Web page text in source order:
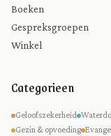
Boeken
Gespreksgroepen
Winkel
Categorieen
Geloofszekerheid
Gezin & opvoeding